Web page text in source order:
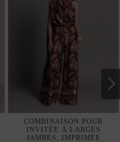
COMBINAISON POUR
INVITÉE À LARGES
JAMBES, IMPRIMÉE